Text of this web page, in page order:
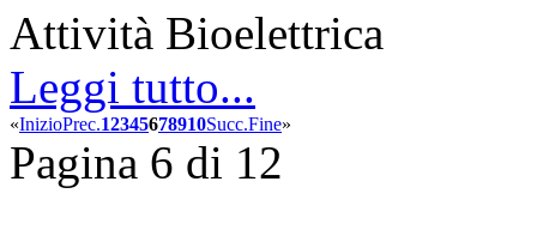
Attività Bioelettrica
Leggi tutto...
«InizioPrec.12345678910Succ.Fine»
Pagina 6 di 12